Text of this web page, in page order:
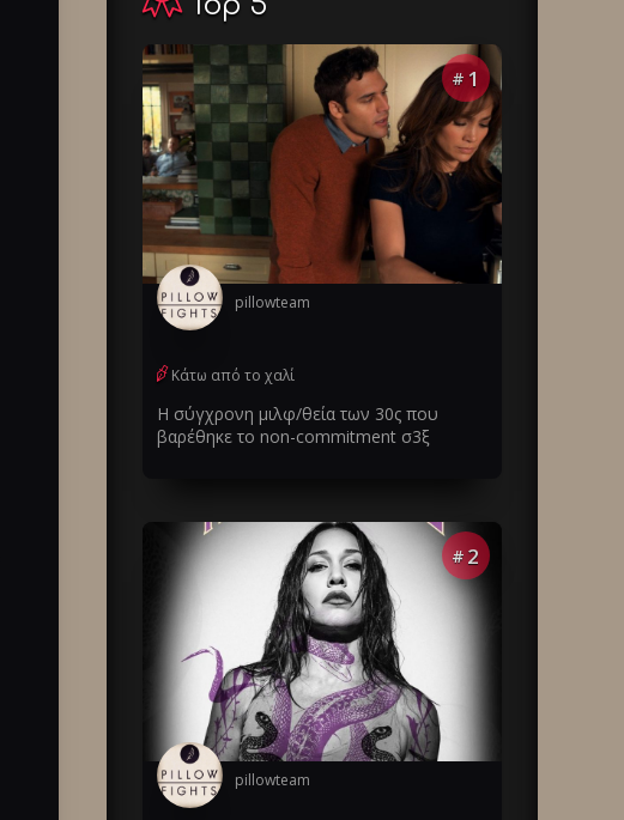
# 1
pillowteam
Κάτω από το χαλί
Η σύγχρονη μιλφ/θεία των 30ς που
βαρέθηκε το non-commitment σ3ξ
# 2
pillowteam